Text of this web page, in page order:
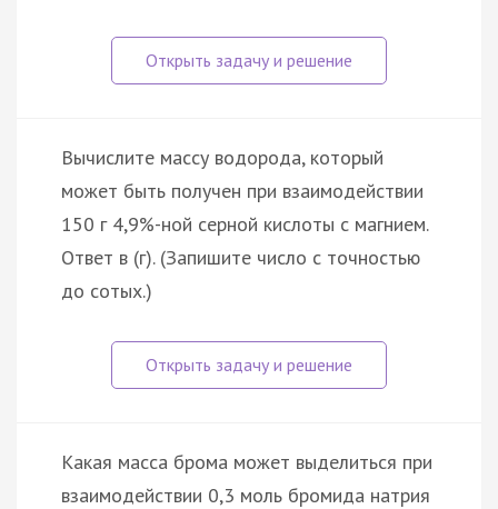
Вычислите массу водорода, который
может быть получен при взаимодействии
150 г 4,9%-ной серной кислоты с магнием.
Ответ в (г). (Запишите число с точностью
до сотых.)
Какая масса брома может выделиться при
взаимодействии 0,3 моль бромида натрия